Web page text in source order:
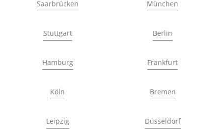
Saarbrücken München
Stuttgart Berlin
Hamburg Frankfurt
Köln Bremen
Leipzig Düsseldorf